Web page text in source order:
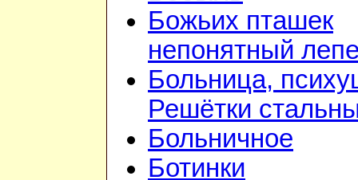
Божьих пташек
непонятный
Больница,
Решётки
Больничное
Ботинки